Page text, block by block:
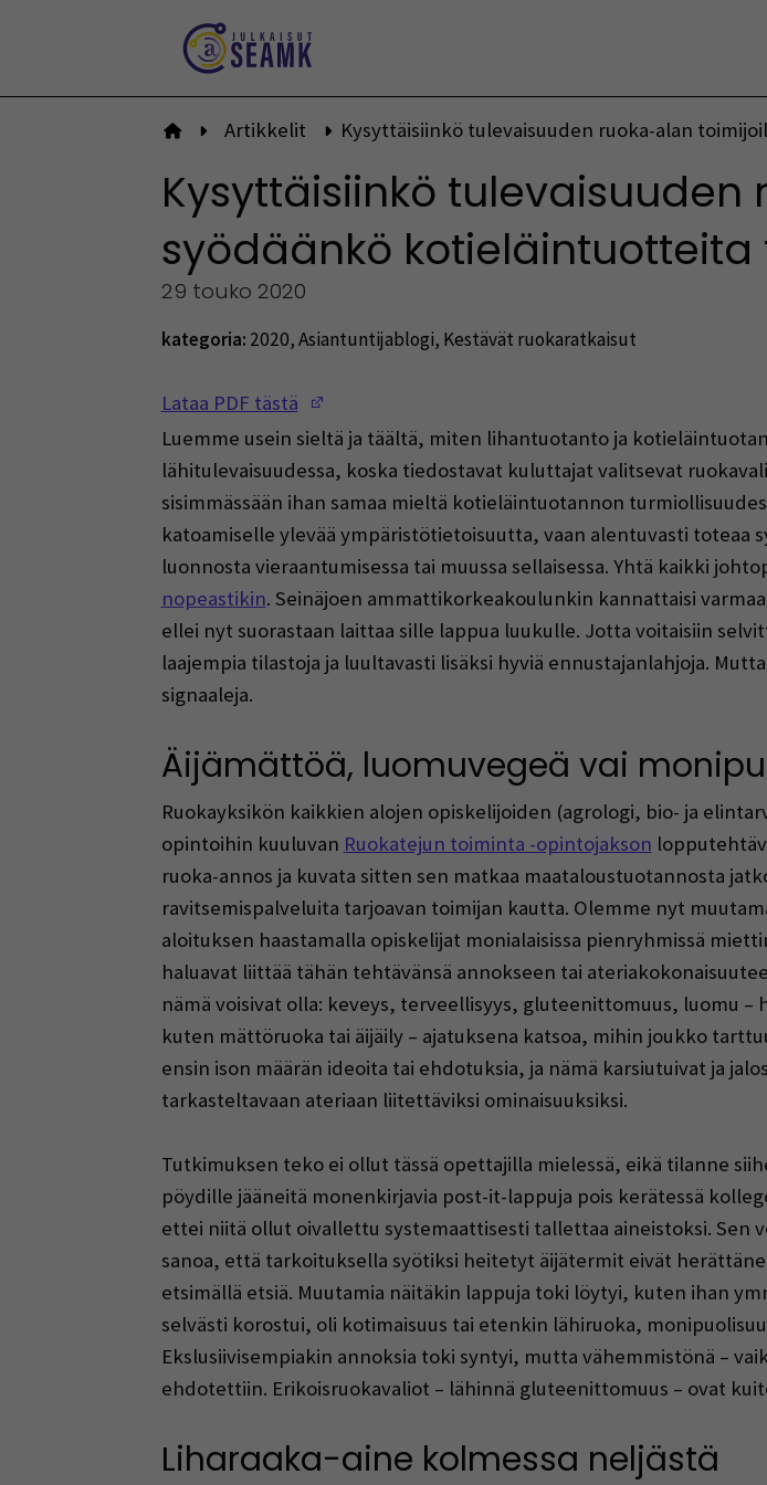
Etusivulle
Artikkelit Kysyttäisiinkö tulevaisuuden ruoka-alan
Kysyttäisiinkö
syödäänkö kotieläintuotteita
29 touko 2020
kategoria: 2020,Asiantuntijablogi, Kestävät ruokaratkaisut
Lataa PDF tästä
Luemme usein sieltä ja täältä, miten lihantuotanto ja
lähitulevaisuudessa, koska tiedostavat kuluttajat valitsevat
sisimmässään ihan samaa mieltä kotieläintuotannon
katoamiselle ylevää ympäristötietoisuutta, vaan alentuvasti
luonnosta vieraantumisessa tai muussa sellaisessa. Yhtä kaikki
nopeastikin. Seinäjoen ammattikorkeakoulunkin kannattaisi
ellei nyt suorastaan laittaa sille lappua luukulle. Jotta voitaisiin
laajempia tilastoja ja luultavasti lisäksi hyviä ennustajanlahjoja.
signaaleja.
Äijämättöä, luomuvegeä vai
Ruokayksikön kaikkien alojen opiskelijoiden (agrologi, bio- ja
opintoihin kuuluvan Ruokatejun toiminta -opintojakson
ruoka-annos ja kuvata sitten sen matkaa maataloustuotannosta
ravitsemispalveluita tarjoavan toimijan kautta. Olemme nyt
aloituksen haastamalla opiskelijat monialaisissa pienryhmissä
haluavat liittää tähän tehtävänsä annokseen tai
nämä voisivat olla: keveys, terveellisyys, gluteenittomuus, luomu
kuten mättöruoka tai äijäily – ajatuksena katsoa, mihin joukko
ensin ison määrän ideoita tai ehdotuksia, ja nämä karsiutuivat ja
tarkasteltavaan ateriaan liitettäviksi ominaisuuksiksi.
Tutkimuksen teko ei ollut tässä opettajilla mielessä, eikä tilanne
pöydille jääneitä monenkirjavia post-it-lappuja pois kerätessä
ettei niitä ollut oivallettu systemaattisesti tallettaa aineistoksi.
sanoa, että tarkoituksella syötiksi heitetyt äijätermit eivät
etsimällä etsiä. Muutamia näitäkin lappuja toki löytyi, kuten ihan
selvästi korostui, oli kotimaisuus tai etenkin lähiruoka,
Ekslusiivisempiakin annoksia toki syntyi, mutta vähemmistönä –
ehdotettiin. Erikoisruokavaliot – lähinnä gluteenittomuus – ovat
Liharaaka-aine kolmessa neljästä